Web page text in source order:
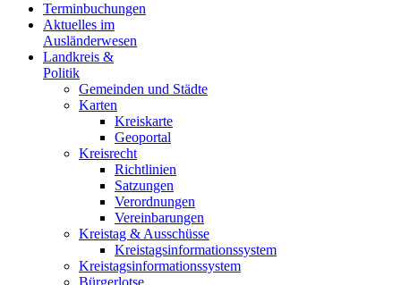
Terminbuchungen
Aktuelles im
Ausländerwesen
Landkreis &
Politik
Gemeinden und Städte
Karten
Kreiskarte
Geoportal
Kreisrecht
Richtlinien
Satzungen
Verordnungen
Vereinbarungen
Kreistag & Ausschüsse
Kreistagsinformationssystem
Kreistagsinformationssystem
Bürgerlotse